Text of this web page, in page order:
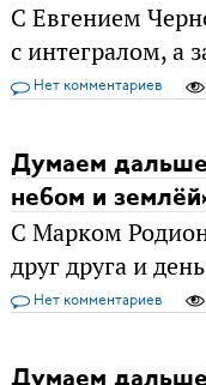
С Евгением
с интегралом, а
Нет комментариев
Думаем
небом и
С Марком
друг друга и
Нет комментариев
Думаем